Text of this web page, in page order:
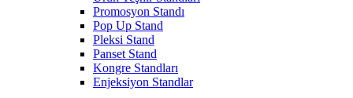
Promosyon Standı
Pop Up Stand
Pleksi Stand
Panset Stand
Kongre Standları
Enjeksiyon Standlar